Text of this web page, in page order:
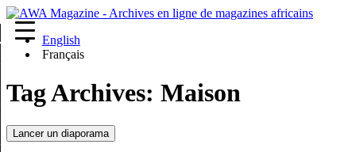
English
Français
Tag Archives: Maison
Lancer un diaporama